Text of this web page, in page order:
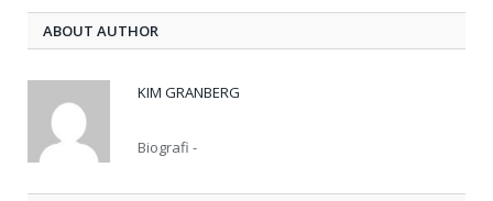
ABOUT AUTHOR
KIM GRANBERG
Biografi -